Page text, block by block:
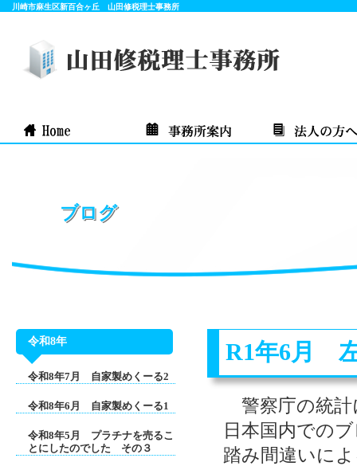
川崎市麻生区新百合ヶ丘 山田修税理士事務所
ブログ
令和8年
令和8年7月 自家製めくーる2
令和8年6月 自家製めくーる1
令和8年5月 プラチナを売るこ
とにしたのでした その３
R1年6月
警察庁の統計
日本国内での
踏み間違いに